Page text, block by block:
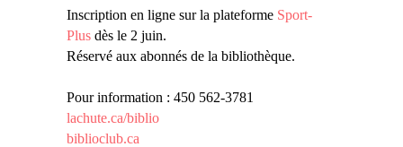
Inscription en ligne sur la plateforme Sport-
Plus dès le 2 juin.
Réservé aux abonnés de la bibliothèque.
Pour information : 450 562-3781
lachute.ca/biblio
biblioclub.ca